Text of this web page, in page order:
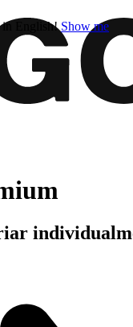
in English! Show me